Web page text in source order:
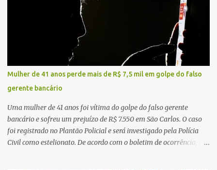
Mulher de 41 anos perde mais de R$ 7,5 mil em golpe do falso
gerente bancário
Uma mulher de 41 anos foi vítima do golpe do falso gerente
bancário e sofreu um prejuízo de R$ 7.550 em São Carlos. O caso
foi registrado no Plantão Policial e será investigado pela Polícia
Civil como estelionato. De acordo com o boletim de ocorrência, a